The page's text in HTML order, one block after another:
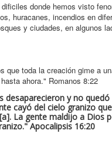
donde hemos visto
huracanes, incendios en
y ciudades, en algunos
que toda la creación gime a
ahora." Romanos 8:22
desaparecieron y no
cayó del cielo granizo
La gente maldijo a Dios
Apocalipsis 16:20